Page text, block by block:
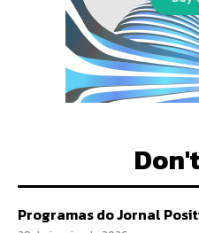
Programas do Jornal